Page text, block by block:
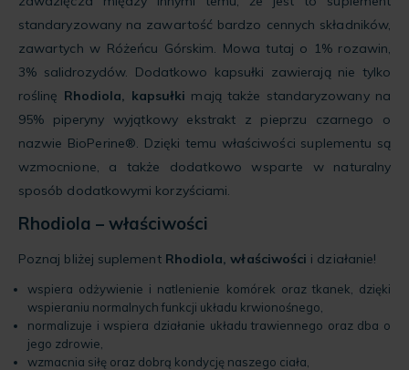
standaryzowany na zawartość bardzo cennych składników,
zawartych w Różeńcu Górskim. Mowa tutaj o 1% rozawin,
3% salidrozydów. Dodatkowo kapsułki zawierają nie tylko
roślinę Rhodiola, kapsułki mają także standaryzowany na
95% piperyny wyjątkowy ekstrakt z pieprzu czarnego o
nazwie BioPerine®. Dzięki temu właściwości suplementu są
wzmocnione, a także dodatkowo wsparte w naturalny
sposób dodatkowymi korzyściami.
Rhodiola – właściwości
Poznaj bliżej suplement Rhodiola, właściwości i działanie!
wspiera odżywienie i natlenienie komórek oraz tkanek, dzięki
wspieraniu normalnych funkcji układu krwionośnego,
normalizuje i wspiera działanie układu trawiennego oraz dba o
jego zdrowie,
wzmacnia siłę oraz dobrą kondycję naszego ciała,